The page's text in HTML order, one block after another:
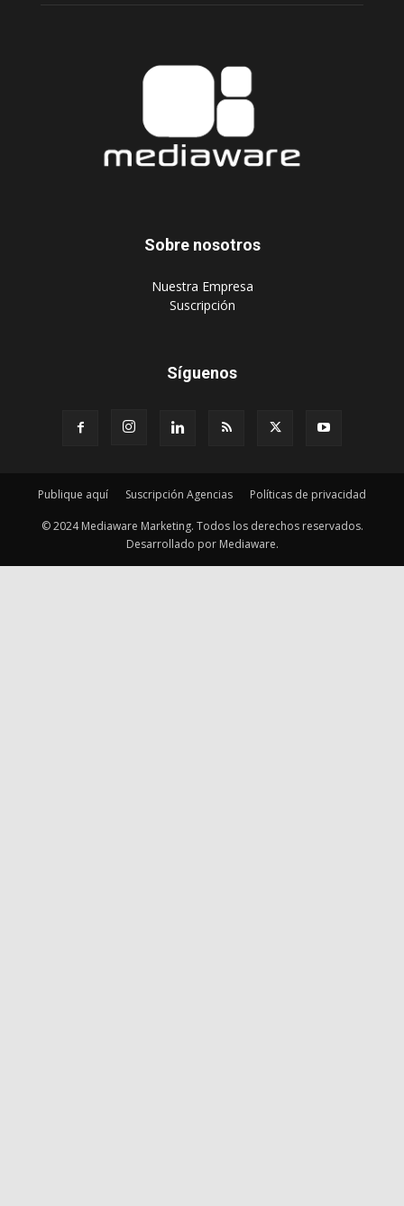
Sobre nosotros
‎Nuestra Empresa
‎Suscripción
Síguenos
Publique aquí Suscripción Agencias Políticas de privacidad
© 2024 Mediaware Marketing. Todos los derechos reservados.
Desarrollado por Mediaware.